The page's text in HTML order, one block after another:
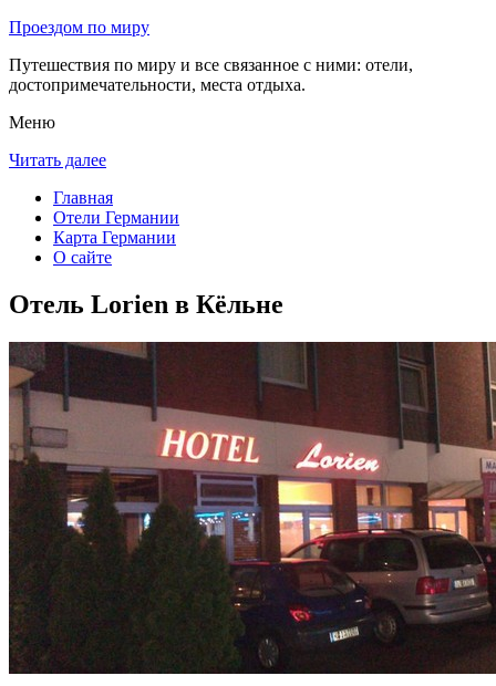
Проездом по миру
Путешествия по миру и все связанное с ними: отели,
достопримечательности, места отдыха.
Меню
Читать далее
Главная
Отели Германии
Карта Германии
О сайте
Отель Lorien в Кёльне